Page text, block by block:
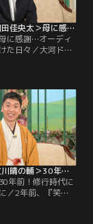
徹子の部屋 ＜細田佳央太＞母に感謝…オーディションに落ち続けた日々（2026/08/03放送分）
に感謝…オーディ
た日々／大河ドラ
題作に次々と出演
若手実力派俳優の
や大河ドラマ「ど
出演で話題を呼ん
実は4歳で自ら
りたい」と言い芸
う。
徹子の部屋 ＜立川晴の輔＞30年前！修行時代に「徹子の部屋」に（2026/07/30放送分）
年前！修行時代に
／2年前、『笑